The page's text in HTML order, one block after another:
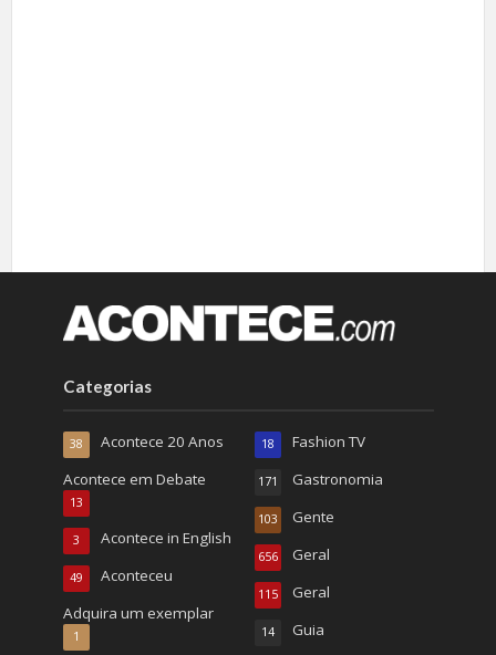
Categorias
Acontece 20 Anos
38
Acontece em Debate
13
Acontece in English
3
Aconteceu
49
Adquira um exemplar
1
Fashion TV
18
Gastronomia
171
Gente
103
Geral
656
Geral
115
Guia
14